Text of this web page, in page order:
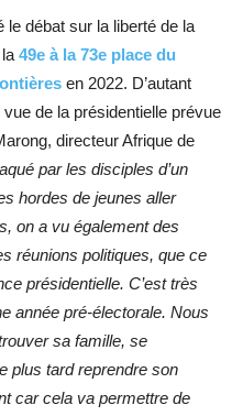
le débat sur la liberté de la
la49e à la 73e place du
en 2022. D’autant
de la présidentielle prévue
directeur Afrique de
par les disciples d’un
hordes de jeunes aller
on a vu également des
réunions politiques, que ce
présidentielle. C’est très
année pré-électorale. Nous
sa famille, se
plus tard reprendre son
car cela va permettre de